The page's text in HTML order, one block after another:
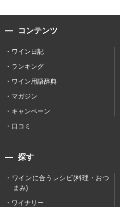
コンテンツ
ワイン日記
ランキング
ワイン用語辞典
マガジン
キャンペーン
口コミ
探す
ワインに合うレシピ(料理・おつ
まみ)
ワイナリー